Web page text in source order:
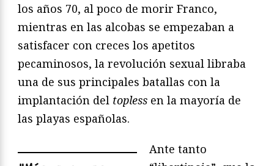
los años 70, al poco de morir Franco,
mientras en las alcobas se empezaban a
satisfacer con creces los apetitos
pecaminosos, la revolución sexual libraba
una de sus principales batallas con la
implantación del topless en la mayoría de
las playas españolas.
Ante tanto